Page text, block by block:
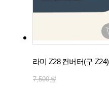
라미 Z28 컨버터(구 Z24)
7,500원